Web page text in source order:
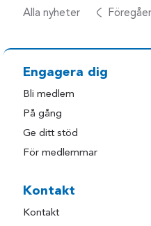
Alla nyheter
Engagera dig
Bli medlem
På gång
Ge ditt stöd
För medlemmar
Kontakt
Kontakt